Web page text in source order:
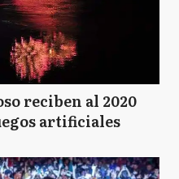
reciben al 2020
artificiales